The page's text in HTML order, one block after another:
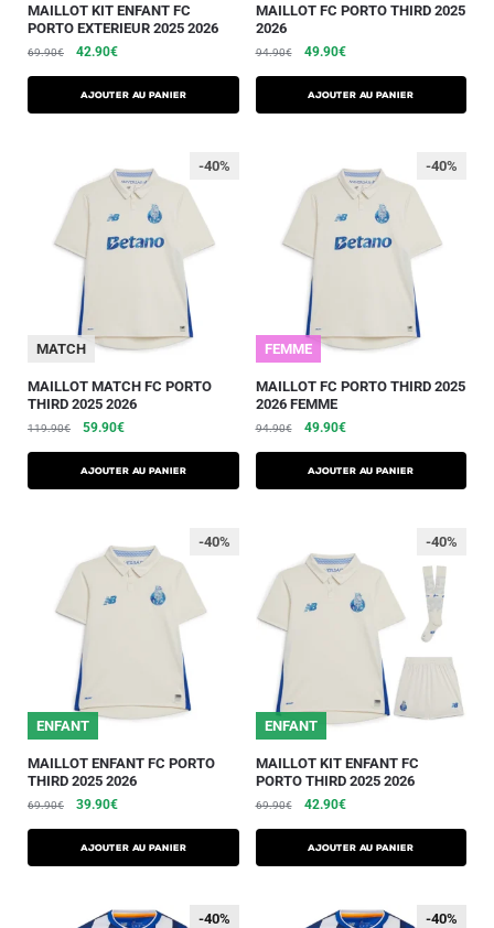
MAILLOT KIT ENFANT FC
PORTO EXTERIEUR 2025 2026
69.90€ 42.90€
AJOUTER AU PANIER
MAILLOT FC PORTO THIRD 2025
2026
94.90€ 49.90€
AJOUTER AU PANIER
-40%
MATCH
MAILLOT MATCH FC PORTO
THIRD 2025 2026
119.90€ 59.90€
AJOUTER AU PANIER
-40%
FEMME
MAILLOT FC PORTO THIRD 2025
2026 FEMME
94.90€ 49.90€
AJOUTER AU PANIER
-40%
ENFANT
MAILLOT ENFANT FC PORTO
THIRD 2025 2026
69.90€ 39.90€
AJOUTER AU PANIER
ENFANT
-40%
MAILLOT KIT ENFANT FC
PORTO THIRD 2025 2026
69.90€ 42.90€
AJOUTER AU PANIER
-40%
-40% -40%
-40%